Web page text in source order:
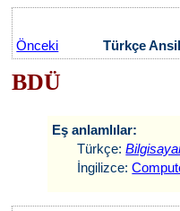
Önceki
Türkçe
BDÜ
Eş anlamlılar:
Türkçe:
İngilizce: